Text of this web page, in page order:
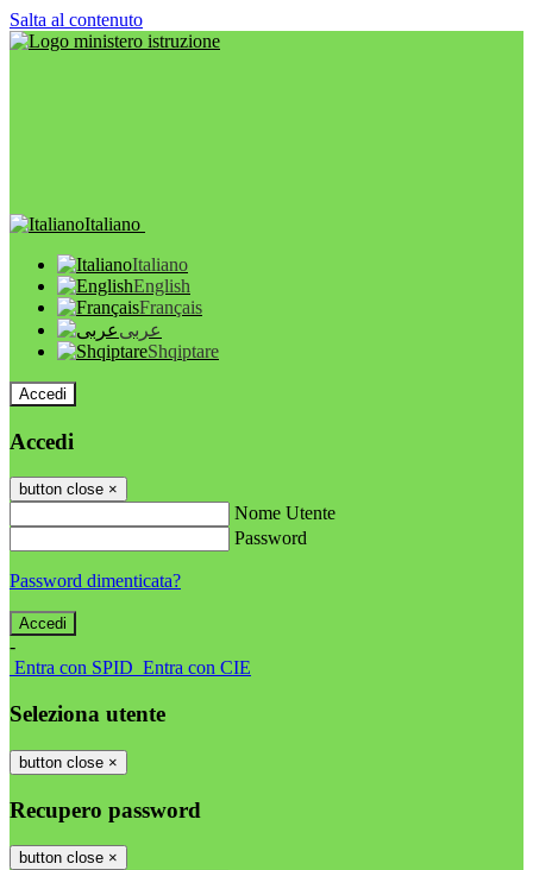
Salta al contenuto
Italiano
Italiano
English
Français
عربى
Shqiptare
Accedi
Accedi
button close ×
Nome Utente
Password
Password dimenticata?
-
Entra con SPID Entra con CIE
Seleziona utente
button close ×
Recupero password
button close ×